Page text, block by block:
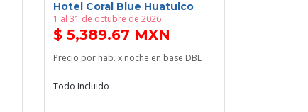
Hotel Coral Blue Huatulco
1 al 31 de octubre de 2026
$ 5,389.67 MXN
Precio por hab. x noche en base DBL
Todo Incluido